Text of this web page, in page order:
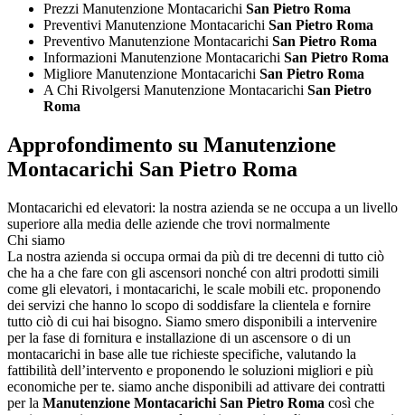
Prezzi Manutenzione Montacarichi San Pietro Roma
Preventivi Manutenzione Montacarichi San Pietro Roma
Preventivo Manutenzione Montacarichi San Pietro Roma
Informazioni Manutenzione Montacarichi San Pietro Roma
Migliore Manutenzione Montacarichi San Pietro Roma
A Chi Rivolgersi Manutenzione Montacarichi San Pietro
Roma
Approfondimento su Manutenzione
Montacarichi San Pietro Roma
Montacarichi ed elevatori: la nostra azienda se ne occupa a un livello
superiore alla media delle aziende che trovi normalmente
Chi siamo
La nostra azienda si occupa ormai da più di tre decenni di tutto ciò
che ha a che fare con gli ascensori nonché con altri prodotti simili
come gli elevatori, i montacarichi, le scale mobili etc. proponendo
dei servizi che hanno lo scopo di soddisfare la clientela e fornire
tutto ciò di cui hai bisogno. Siamo smero disponibili a intervenire
per la fase di fornitura e installazione di un ascensore o di un
montacarichi in base alle tue richieste specifiche, valutando la
fattibilità dell’intervento e proponendo le soluzioni migliori e più
economiche per te. siamo anche disponibili ad attivare dei contratti
per la Manutenzione Montacarichi San Pietro Roma così che